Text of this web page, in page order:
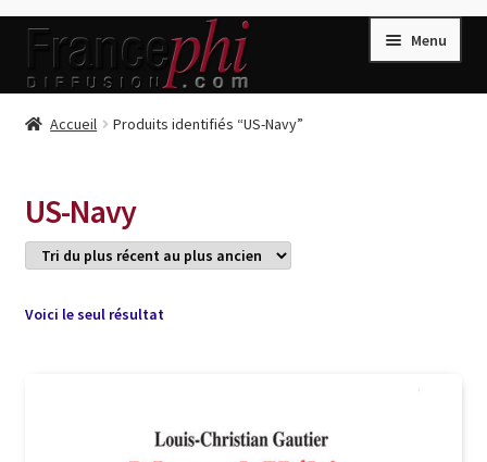
Aller
la
Aller
contenu
Menu
Accueil
Conditions de Vente
Connection
Livres de Peter Randa
Accueil Produits identifiés “US-Navy”
US-Navy
Voici le seul résultat